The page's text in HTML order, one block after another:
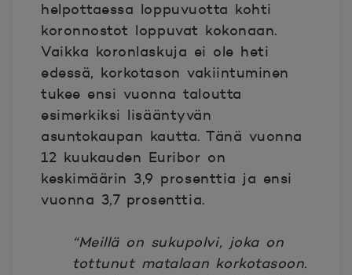
helpottaessa loppuvuotta kohti
koronnostot loppuvat kokonaan.
Vaikka koronlaskuja ei ole heti
edessä, korkotason vakiintuminen
tukee ensi vuonna taloutta
esimerkiksi lisääntyvän
asuntokaupan kautta. Tänä vuonna
12 kuukauden Euribor on
keskimäärin 3,9 prosenttia ja ensi
vuonna 3,7 prosenttia.
“Meillä on sukupolvi, joka on
tottunut matalaan korkotasoon.